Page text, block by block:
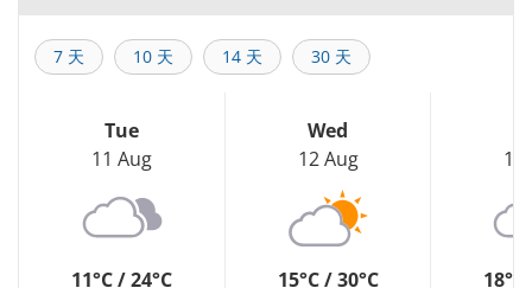
7 天 10 天 14 天 30 天
Tue
11 Aug
11°C / 24°C
Wed
12 Aug
15°C / 30°C
13
18°C